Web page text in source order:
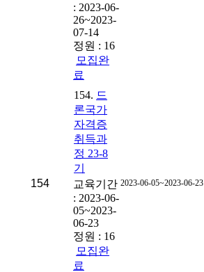
: 2023-06-
26~2023-
07-14
정원 : 16
모집완
료
154
154. 드
론국가
자격증
취득과
정 23-8
기
교육기간
: 2023-06-
05~2023-
06-23
정원 : 16
모집완
료
2023-06-05~2023-06-23